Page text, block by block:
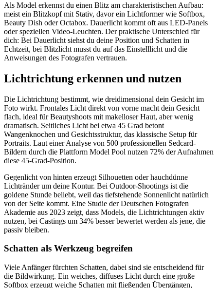
Als Model erkennst du einen Blitz am charakteristischen Aufbau:
meist ein Blitzkopf mit Stativ, davor ein Lichtformer wie Softbox,
Beauty Dish oder Octabox. Dauerlicht kommt oft aus LED-Panels
oder speziellen Video-Leuchten. Der praktische Unterschied für
dich: Bei Dauerlicht siehst du deine Position und Schatten in
Echtzeit, bei Blitzlicht musst du auf das Einstelllicht und die
Anweisungen des Fotografen vertrauen.
Lichtrichtung erkennen und nutzen
Die Lichtrichtung bestimmt, wie dreidimensional dein Gesicht im
Foto wirkt. Frontales Licht direkt von vorne macht dein Gesicht
flach, ideal für Beautyshoots mit makelloser Haut, aber wenig
dramatisch. Seitliches Licht bei etwa 45 Grad betont
Wangenknochen und Gesichtsstruktur, das klassische Setup für
Portraits. Laut einer Analyse von 500 professionellen Sedcard-
Bildern durch die Plattform Model Pool nutzen 72% der Aufnahmen
diese 45-Grad-Position.
Gegenlicht von hinten erzeugt Silhouetten oder hauchdünne
Lichtränder um deine Kontur. Bei Outdoor-Shootings ist die
goldene Stunde beliebt, weil das tiefstehende Sonnenlicht natürlich
von der Seite kommt. Eine Studie der Deutschen Fotografen
Akademie aus 2023 zeigt, dass Models, die Lichtrichtungen aktiv
nutzen, bei Castings um 34% besser bewertet werden als jene, die
passiv bleiben.
Schatten als Werkzeug begreifen
Viele Anfänger fürchten Schatten, dabei sind sie entscheidend für
die Bildwirkung. Ein weiches, diffuses Licht durch eine große
Softbox erzeugt weiche Schatten mit fließenden Übergängen,